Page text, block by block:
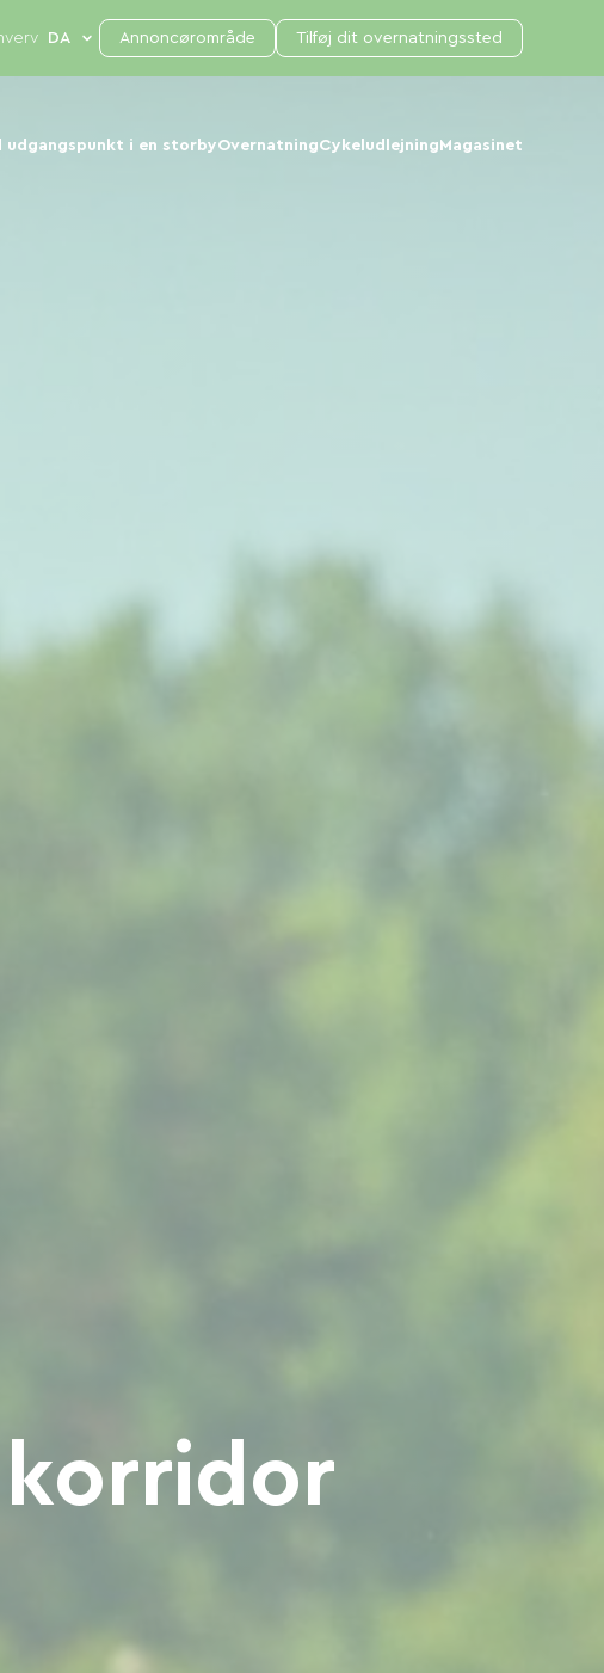
udgangspunkt i en storbyOvernatningCykeludlejning Magasinet
Annoncørområde Tilføj dit overnatningssted
korridor